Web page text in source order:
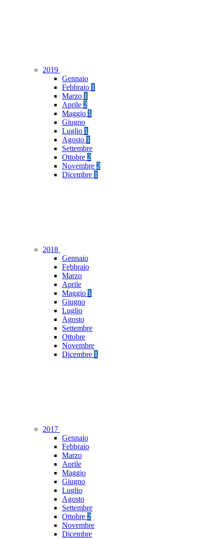
2019
Gennaio
Febbraio 1
Marzo 1
Aprile 2
Maggio 1
Giugno
Luglio 1
Agosto 1
Settembre
Ottobre 2
Novembre 2
Dicembre 1
2018
Gennaio
Febbraio
Marzo
Aprile
Maggio 1
Giugno
Luglio
Agosto
Settembre
Ottobre
Novembre
Dicembre 1
2017
Gennaio
Febbraio
Marzo
Aprile
Maggio
Giugno
Luglio
Agosto
Settembre
Ottobre 2
Novembre
Dicembre